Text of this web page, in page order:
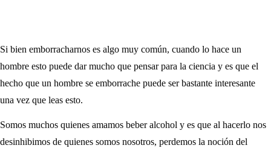
Si bien emborracharnos es algo muy común, cuando lo hace un
hombre esto puede dar mucho que pensar para la ciencia y es que el
hecho que un hombre se emborrache puede ser bastante interesante
una vez que leas esto.
Somos muchos quienes amamos beber alcohol y es que al hacerlo nos
desinhibimos de quienes somos nosotros, perdemos la noción del